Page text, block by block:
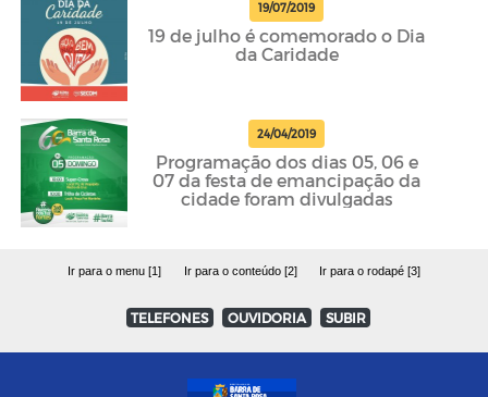
19/07/2019
19 de julho é comemorado o Dia
da Caridade
24/04/2019
Programação dos dias 05, 06 e
07 da festa de emancipação da
cidade foram divulgadas
Ir para o menu [1] Ir para o conteúdo [2] Ir para o rodapé [3]
TELEFONES OUVIDORIA SUBIR